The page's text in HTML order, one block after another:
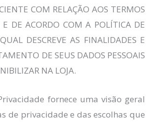
COM RELAÇÃO AOS TERMOS
E DE ACORDO COM A POLÍTICA DE
DESCREVE AS FINALIDADES E
DE SEUS DADOS PESSOAIS
NA LOJA.
fornece uma visão geral
de privacidade e das escolhas que